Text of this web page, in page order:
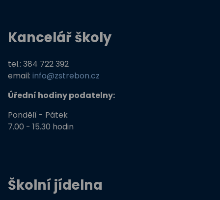
Kancelář školy
tel.: 384 722 392
email: info@zstrebon.cz
Úřední hodiny podatelny:
Pondělí - Pátek
7.00 - 15.30 hodin
Školní jídelna